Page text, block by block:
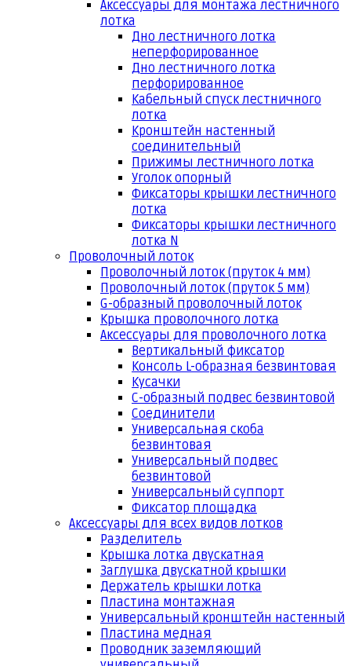
Аксессуары для монтажа лестничного
лотка
Дно лестничного лотка
неперфорированное
Дно лестничного лотка
перфорированное
Кабельный спуск лестничного
лотка
Кронштейн настенный
соединительный
Прижимы лестничного лотка
Уголок опорный
Фиксаторы крышки лестничного
лотка
Фиксаторы крышки лестничного
лотка N
Проволочный лоток
Проволочный лоток (пруток 4 мм)
Проволочный лоток (пруток 5 мм)
G-образный проволочный лоток
Крышка проволочного лотка
Аксессуары для проволочного лотка
Вертикальный фиксатор
Консоль L-образная безвинтовая
Кусачки
С-образный подвес безвинтовой
Соединители
Универсальная скоба
безвинтовая
Универсальный подвес
безвинтовой
Универсальный суппорт
Фиксатор площадка
Аксессуары для всех видов лотков
Разделитель
Крышка лотка двускатная
Заглушка двускатной крышки
Держатель крышки лотка
Пластина монтажная
Универсальный кронштейн настенный
Пластина медная
Проводник заземляющий